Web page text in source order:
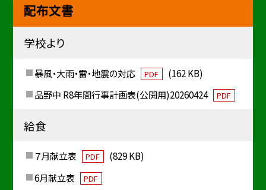
配布文書
学校より
暴風・大雨・雷・地震の対応 PDF
(162 KB)
品野中 R8年間行事計画表(公開用)20260424
PDF
給食
７月献立表 PDF
(829 KB)
6月献立表
PDF